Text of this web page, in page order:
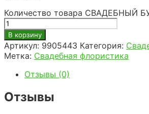
Количество товара СВАДЕБНЫЙ
В корзину
Артикул: 9905443 Категория:
Метка: Свадебная флористика
Отзывы (0)
Отзывы